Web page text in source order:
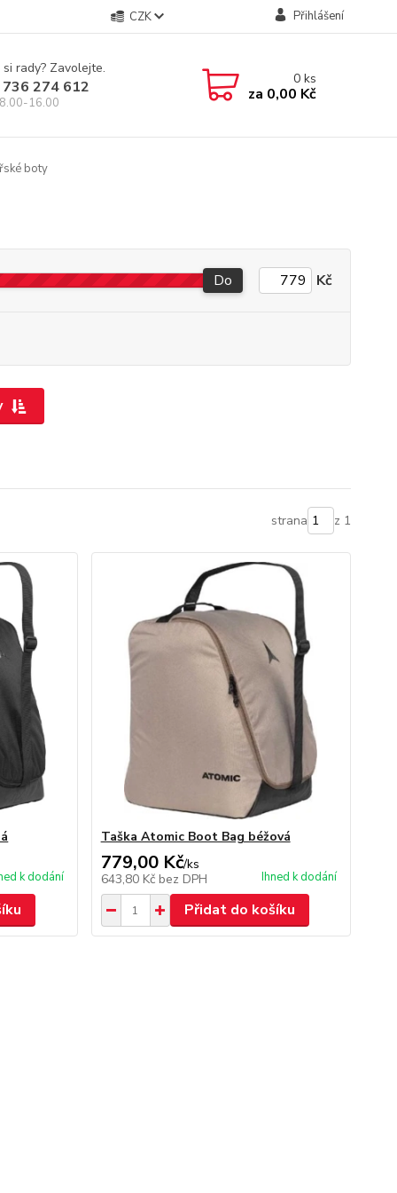
CZK Přihlášení
rady? Zavolejte.
274 612
16.00
0ks
za 0,00 Kč
boty
Do Kč
strana z 1
k dodání
Taška Atomic Boot Bag béžová
779,00 Kč/ks
643,80 Kč bez DPH Ihned k dodání
Přidat do košíku